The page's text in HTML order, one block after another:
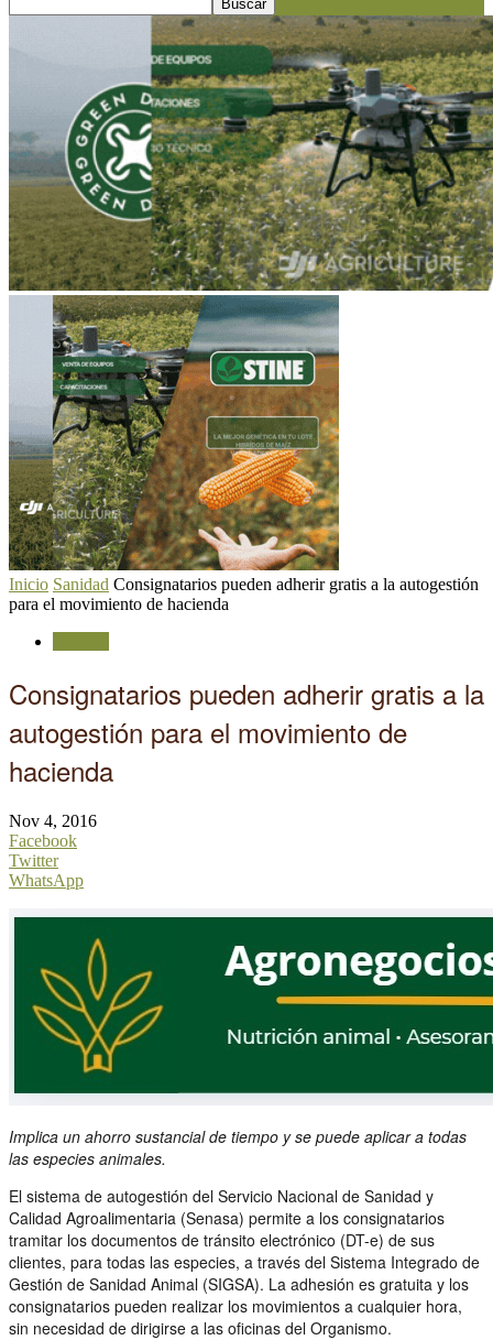
Inicio Sanidad Consignatarios pueden adherir gratis a la autogestión
para el movimiento de hacienda
Consignatarios pueden adherir gratis a la
autogestión para el movimiento de
hacienda
Nov 4, 2016
Facebook
Twitter
WhatsApp
Implica un ahorro sustancial de tiempo y se puede aplicar a todas
las especies animales.
El sistema de autogestión del Servicio Nacional de Sanidad y
Calidad Agroalimentaria (Senasa) permite a los consignatarios
tramitar los documentos de tránsito electrónico (DT-e) de sus
clientes, para todas las especies, a través del Sistema Integrado de
Gestión de Sanidad Animal (SIGSA). La adhesión es gratuita y los
consignatarios pueden realizar los movimientos a cualquier hora,
sin necesidad de dirigirse a las oficinas del Organismo.